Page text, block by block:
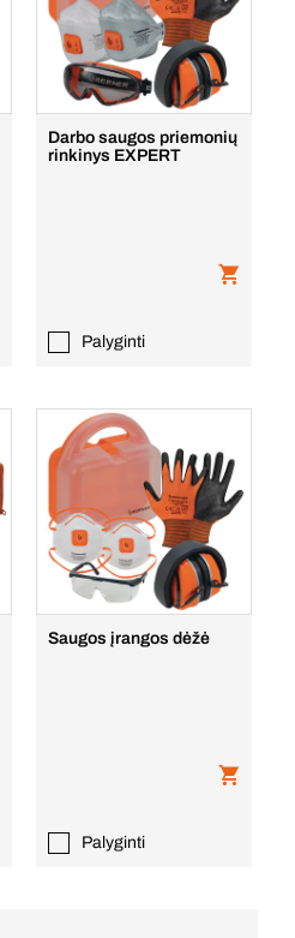
Darbo saugos priemonių
rinkinys EXPERT
Palyginti
Saugos įrangos dėžė
Palyginti